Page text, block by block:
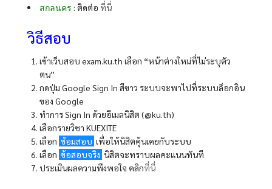
สกลนคร : ติดต่อ ที่นี่
วิธีสอบ
เข้าเว็บสอบ exam.ku.th เลือก “หน้าต่างใหม่ที่ไม่ระบุตัว
ตน”
กดปุ่ม Google Sign In สีขาว ระบบจะพาไปที่ระบบล็อกอิน
ของ Google
ทำการ Sign In ด้วยอีเมลนิสิต (@ku.th)
เลือกรายวิชา KUEXITE
เลือก ซ้อมสอบ เพื่อให้นิสิตคุ้นเคยกับระบบ
เลือก ข้อสอบจริง นิสิตจะทราบผลคะแนนทันที
ประเมินผลความพึงพอใจ คลิกที่นี่